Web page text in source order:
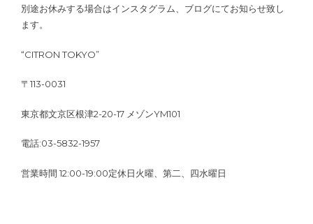
別途お休みする場合はインスタグラム、ブログにてお知らせ致し
ます。
“CITRON TOKYO”
〒113-0031
東京都文京区根津2-20-17 メゾンYM101
電話:03-5832-1957
営業時間 12:00-19:00定休日火曜、第二、四水曜日